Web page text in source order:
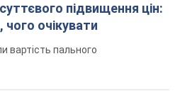
підвищення цін:
чого очікувати
вартість пального